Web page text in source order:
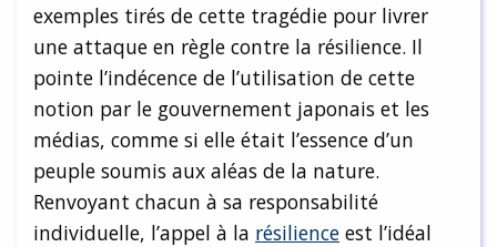
exemples tirés de cette tragédie pour livrer
une attaque en règle contre la résilience. Il
pointe l’indécence de l’utilisation de cette
notion par le gouvernement japonais et les
médias, comme si elle était l’essence d’un
peuple soumis aux aléas de la nature.
Renvoyant chacun à sa responsabilité
individuelle, l’appel à la résilience est l’idéal